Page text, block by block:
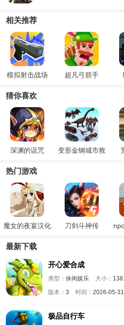
相关推荐
模拟射击战场 超凡弓箭手
猜你喜欢
深渊的诅咒
变形金钢城市救
热门游戏
魔女的夜宴汉化
刀剑斗神传
最新下载
开心爱合成
类型： 休闲娱乐 大小：
版本： 3 时间： 2026-05-31
极品自行车